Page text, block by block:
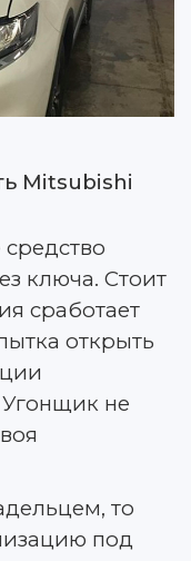
Mitsubishi
ключа. Стоит
сработает
открыть
не
то
под